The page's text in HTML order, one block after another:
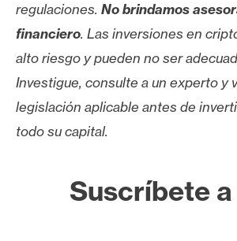
regulaciones. No brindamos
financiero. Las inversiones en
alto riesgo y pueden no ser
Investigue, consulte a un experto y
legislación aplicable antes de
todo su capital.
Suscríbete